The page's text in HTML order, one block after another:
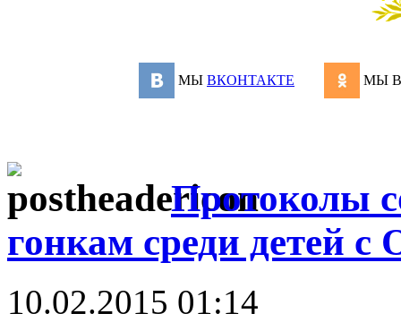
МЫ ВКОНТАКТЕ МЫ
Протоколы
гонкам среди детей с
10.02.2015 01:14